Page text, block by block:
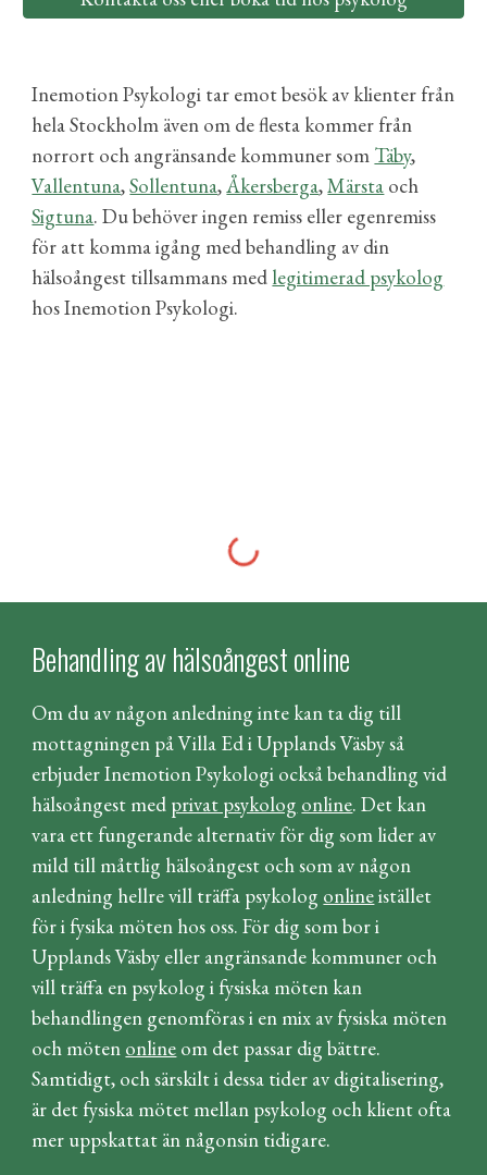
Inemotion Psykologi tar emot besök av klienter från
helaStockholm även om de flesta kommer från
norrort och angränsande kommuner som Täby,
Vallentuna,Sollentuna,Åkersberga,Märsta och
Sigtuna.Du behöver ingen remiss eller egenremiss
för att komma igång med behandling av din
hälsoångest tillsammans med legitimerad psykolog
hos Inemotion Psykologi.
Behandling av hälsoångest online
Om du av någon anledning inte kan ta dig till
mottagningen på Villa Ed i Upplands Väsby så
erbjuder Inemotion Psykologi också behandling vid
hälsoångest med privat psykolog online. Det kan
vara ett fungerande alternativ för dig som lider av
mild till måttlig hälsoångest och som av någon
anledning hellre vill träffa psykolog onlineistället
för i fysika möten hos oss. För dig som bor i
Upplands Väsby eller angränsande kommuner och
vill träffa en psykolog i fysiska möten kan
behandlingen genomföras i en mix av fysiska möten
och möten online om det passar dig bättre.
Samtidigt, och särskilt i dessa tider av digitalisering,
är det fysiska mötet mellan psykolog och klient ofta
mer uppskattat än någonsin tidigare.